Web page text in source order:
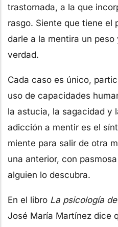
trastornada, a la que
rasgo. Siente que tiene el
darle a la mentira un peso
verdad.
Cada caso es único,
uso de capacidades
la astucia, la sagacidad y
adicción a mentir es el
miente para salir de otra
una anterior, con
alguien lo descubra.
En el libro La psicología
José María Martínez dice